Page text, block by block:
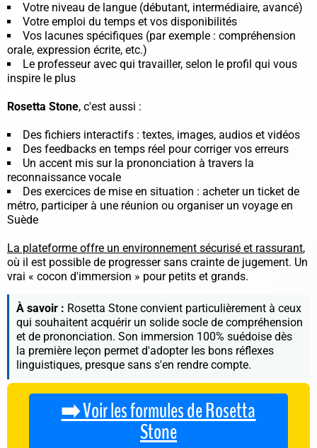
Votre niveau de langue (débutant, intermédiaire, avancé)
Votre emploi du temps et vos disponibilités
Vos lacunes spécifiques (par exemple : compréhension
orale, expression écrite, etc.)
Le professeur avec qui travailler, selon le profil qui vous
inspire le plus
Rosetta Stone, c'est aussi :
Des fichiers interactifs : textes, images, audios et vidéos
Des feedbacks en temps réel pour corriger vos erreurs
Un accent mis sur la prononciation à travers la
reconnaissance vocale
Des exercices de mise en situation : acheter un ticket de
métro, participer à une réunion ou organiser un voyage en
Suède
La plateforme offre un environnement sécurisé et rassurant,
où il est possible de progresser sans crainte de jugement. Un
vrai « cocon d'immersion » pour petits et grands.
À savoir : Rosetta Stone convient particulièrement à ceux
qui souhaitent acquérir un solide socle de compréhension
et de prononciation. Son immersion 100% suédoise dès
la première leçon permet d'adopter les bons réflexes
linguistiques, presque sans s'en rendre compte.
➡️ Voir les formules de Rosetta
Stone